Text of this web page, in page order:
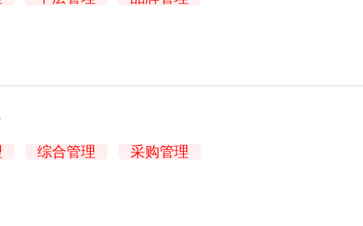
综合管理 采购管理